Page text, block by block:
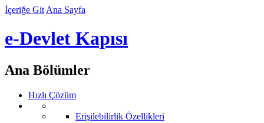
İçeriğe Git Ana Sayfa
e-Devlet Kapısı
Ana Bölümler
Hızlı Çözüm
Erişilebilirlik Özellikleri